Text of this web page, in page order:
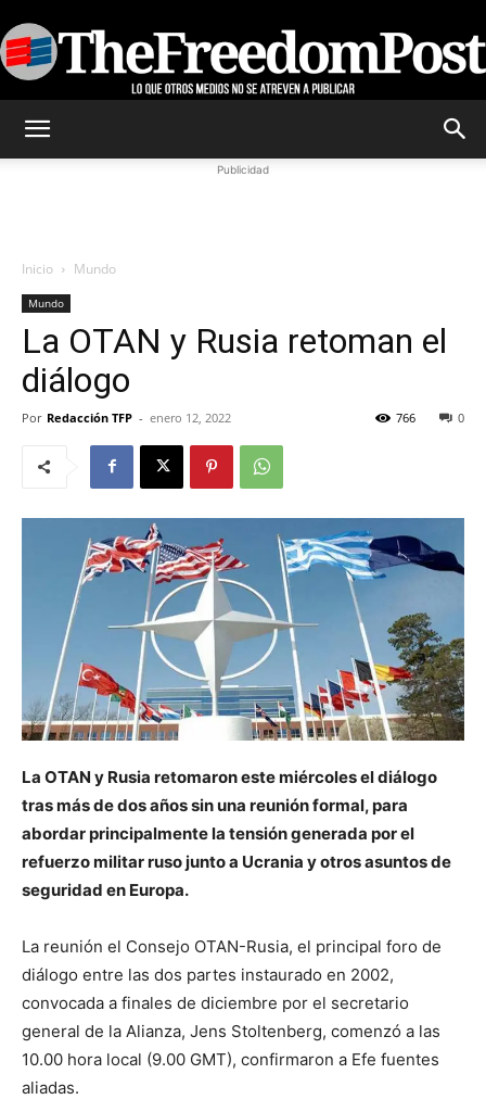
Publicidad
Inicio Mundo
Mundo
La OTAN y Rusia retoman el
diálogo
Por Redacción TFP - enero 12, 2022 0
766
La OTAN y Rusia retomaron este miércoles el diálogo
tras más de dos años sin una reunión formal, para
abordar principalmente la tensión generada por el
refuerzo militar ruso junto a Ucrania y otros asuntos de
seguridad en Europa.
La reunión el Consejo OTAN-Rusia, el principal foro de
diálogo entre las dos partes instaurado en 2002,
convocada a finales de diciembre por el secretario
general de la Alianza, Jens Stoltenberg, comenzó a las
10.00 hora local (9.00 GMT), confirmaron a Efe fuentes
aliadas.